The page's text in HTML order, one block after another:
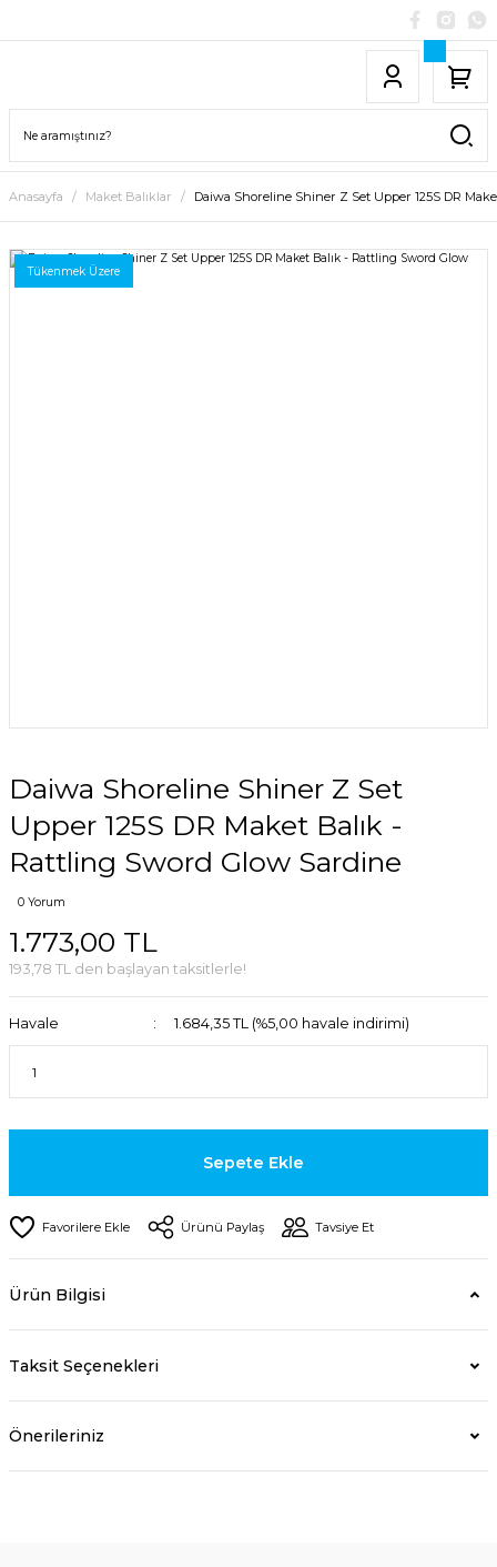
Anasayfa Maket Balıklar Daiwa Shoreline Shiner Z Set Upper 125S DR
Tükenmek Üzere
Daiwa Shoreline Shiner Z Set
Upper 125S DR Maket Balık -
Rattling Sword Glow Sardine
0 Yorum
1.773,00 TL
193,78 TL den başlayan taksitlerle!
Havale 1.684,35 TL (%5,00 havale indirimi)
Sepete Ekle
Ürünü Paylaş Tavsiye Et
Ürün Bilgisi
Taksit Seçenekleri
Önerileriniz